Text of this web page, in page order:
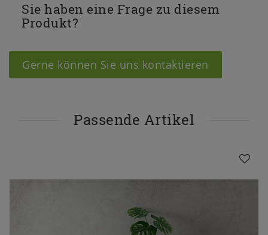
Sie haben eine Frage zu diesem
Produkt?
Gerne können Sie uns kontaktieren
Passende Artikel